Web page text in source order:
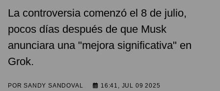
La controversia comenzó el 8 de julio,
pocos días después de que Musk
anunciara una "mejora significativa" en
Grok.
PORSANDY SANDOVAL 16:41, JUL 09 2025